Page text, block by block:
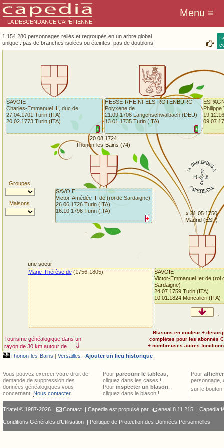
LA DESCENDANCE CAPÉTIENNE
1 154 280 personnages reliés et regroupés en un arbre global
unique : pas de branches isolées ou éteintes, pas de doublons
Groupes
Maisons
Tourisme généalogique dans un
rayon de 30 km autour de ...
⇓
SAVOIE
Victor-Emmanuel Ier de (roi
Sardaigne)
24.07.1759 Turin (ITA)
10.01.1824 Moncalieri (ITA)
+
SAVOIE
Victor-Amédée III de (roi de Sardaigne)
26.06.1726 Turin (ITA)
16.10.1796 Turin (ITA)
+
SAVOIE
Charles-Emmanuel III, duc de
27.04.1701 Turin (ITA)
20.02.1773 Turin (ITA)
+
HESSE-RHEINFELS-ROTENBURG
Polyxène de
21.09.1706 Langenschwalbach (DEU)
13.01.1735 Turin (ITA)
x 31.05.1750
Madrid (ESP)
20.08.1724
Thonon-les-Bains (74)
une soeur
Marie-Thérèse de(1756-1805)
🏰Thonon-les-Bains | Versailles | Ajouter un lieu historique
Blasons en couleur +
complètes pour les abonnés
+ nombreuses autres
Vous pouvez exercer votre droit de
demande de suppression des
données généalogiques vous
concernant. Nous contacter.
Pour parcourir le tableau
cliquez dans les cases !
Pour inspecter un blason
cliquez dans le blason !
Pour
personnage,
sur le bouton
Triatel © 1987-2026 | Contact | Capedia est propulsé par eneal8.11.215 | Capedia
Conditions Générales d'Utilisation | Politique de Protection des Données Personnelles